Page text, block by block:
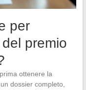
per
premio
ottenere la
dossier completo,